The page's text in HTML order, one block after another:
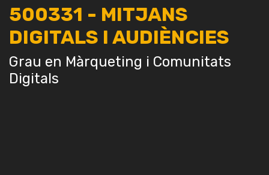
500331 - MITJANS
DIGITALS I AUDIÈNCIES
Grau en Màrqueting i Comunitats
Digitals